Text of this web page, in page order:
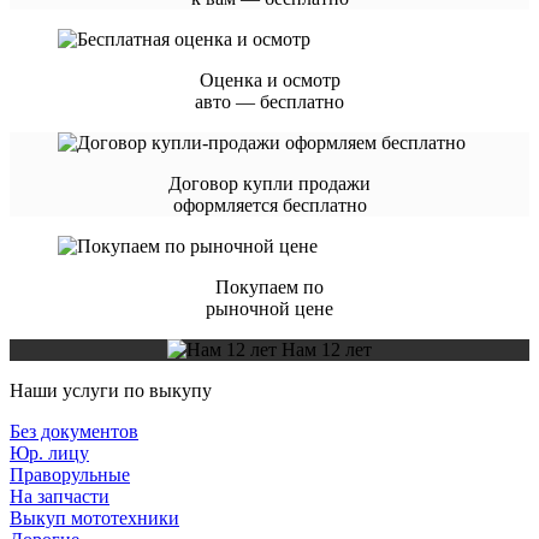
Оценка и осмотр
авто — бесплатно
Договор купли продажи
оформляется бесплатно
Покупаем по
рыночной цене
Нам 12 лет
Наши услуги по выкупу
Без документов
Юр. лицу
Праворульные
На запчасти
Выкуп мототехники